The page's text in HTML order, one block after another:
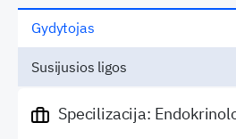
Gydytojas
Susijusios ligos
Specilizacija: